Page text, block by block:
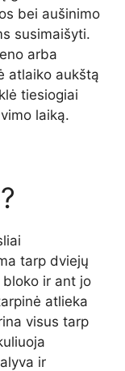
bei aušinimo
susimaišyti.
arba
atlaiko aukštą
tiesiogiai
laiką.
tarp dviejų
ir ant jo
atlieka
visus tarp
ir